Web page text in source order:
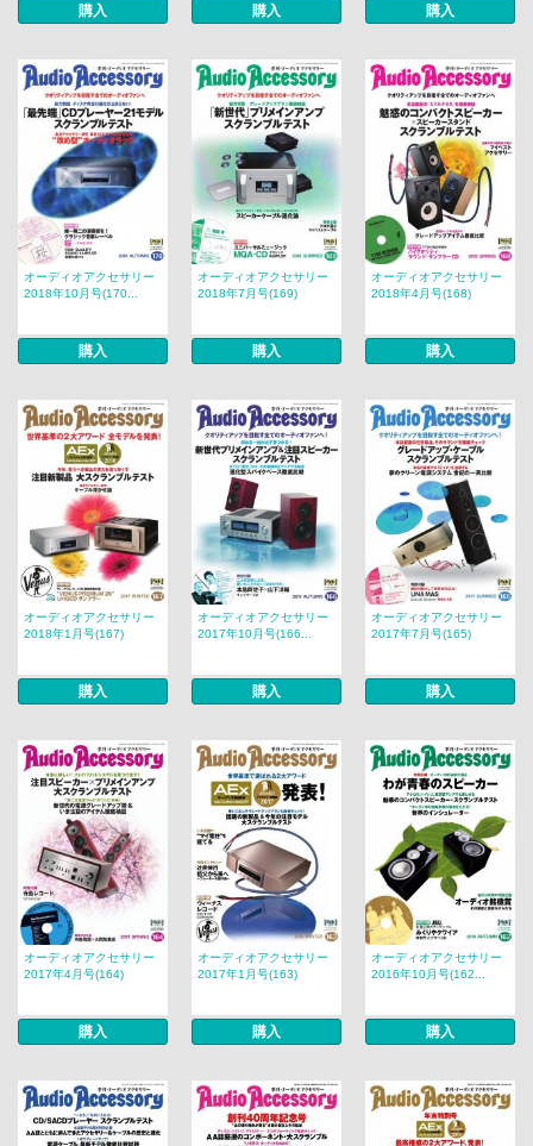
購入 購入 購入
オーディオアクセサリー
2018年10月号(170...
購入
オーディオアクセサリー
2018年7月号(169)
購入
オーディオアクセサリー
2018年4月号(168)
購入
オーディオアクセサリー
2018年1月号(167)
購入
オーディオアクセサリー
2017年10月号(166...
購入
オーディオアクセサリー
2017年7月号(165)
購入
オーディオアクセサリー
2017年4月号(164)
購入
オーディオアクセサリー
2017年1月号(163)
購入
オーディオアクセサリー
2016年10月号(162...
購入